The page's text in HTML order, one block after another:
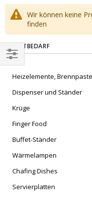
Wir können keine
finden
BUFFETBEDARF
Heizelemente, Brennpaste
Dispenser und Ständer
Krüge
Finger Food
Buffet-Ständer
Wärmelampen
Chafing Dishes
Servierplatten
EINKAUFEN
NACH